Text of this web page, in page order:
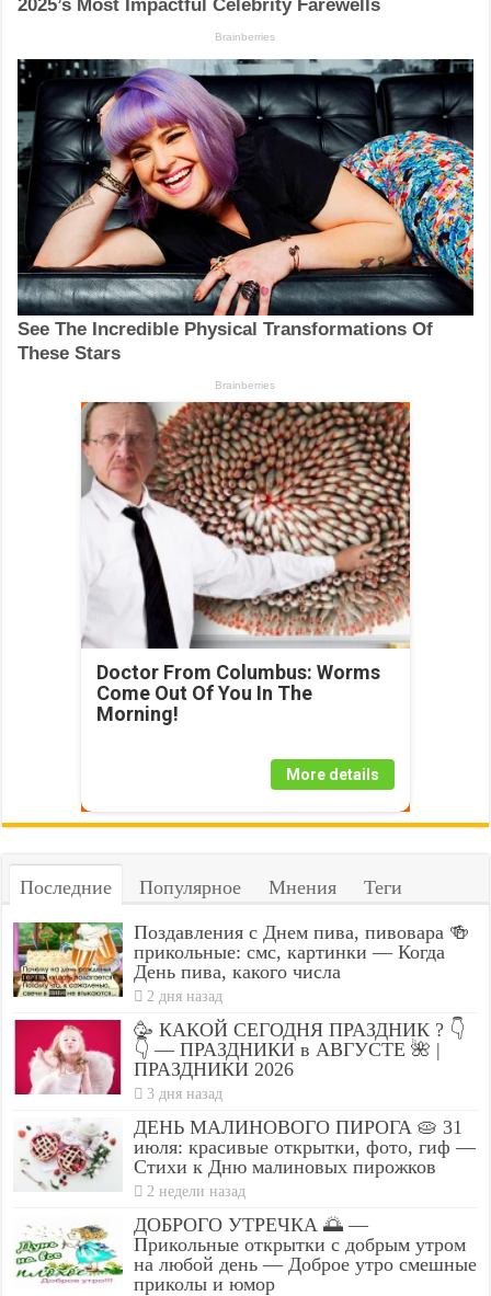
Doctor From Columbus: Worms
Come Out Of You In The
Morning!
More details
Последние Популярное Мнения Теги
Поздавления с Днем пива, пивовара 🍻
прикольные: смс, картинки — Когда
День пива, какого числа
2 дня назад
🥳 КАКОЙ СЕГОДНЯ ПРАЗДНИК ? 👇
👇 — ПРАЗДНИКИ в АВГУСТЕ 🌺 |
ПРАЗДНИКИ 2026
3 дня назад
ДЕНЬ МАЛИНОВОГО ПИРОГА 🥧 31
июля: красивые открытки, фото, гиф —
Стихи к Дню малиновых пирожков
2 недели назад
ДОБРОГО УТРЕЧКА 🌅 —
Прикольные открытки с добрым утром
на любой день — Доброе утро смешные
приколы и юмор